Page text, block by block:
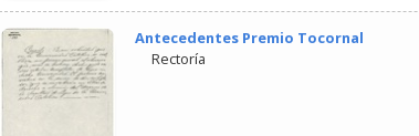
Antecedentes Premio Tocornal
Rectoría